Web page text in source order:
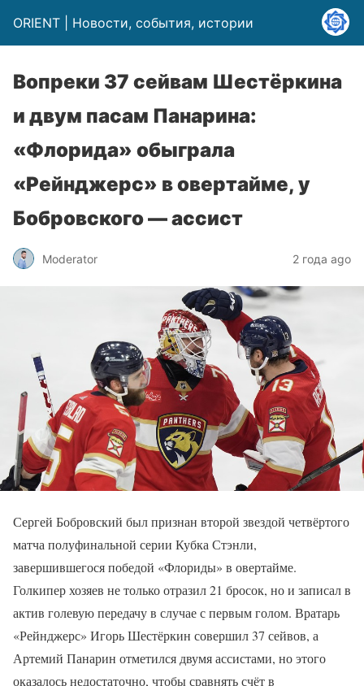
ORIENT | Новости, события, истории
Вопреки 37 сейвам Шестёркина
и двум пасам Панарина:
«Флорида» обыграла
«Рейнджерс» в овертайме, у
Бобровского — ассист
Moderator 2 года ago
Сергей Бобровский был признан второй звездой четвёртого
матча полуфинальной серии Кубка Стэнли,
завершившегося победой «Флориды» в овертайме.
Голкипер хозяев не только отразил 21 бросок, но и записал в
актив голевую передачу в случае с первым голом. Вратарь
«Рейнджерс» Игорь Шестёркин совершил 37 сейвов, а
Артемий Панарин отметился двумя ассистами, но этого
оказалось недостаточно, чтобы сравнять счёт в